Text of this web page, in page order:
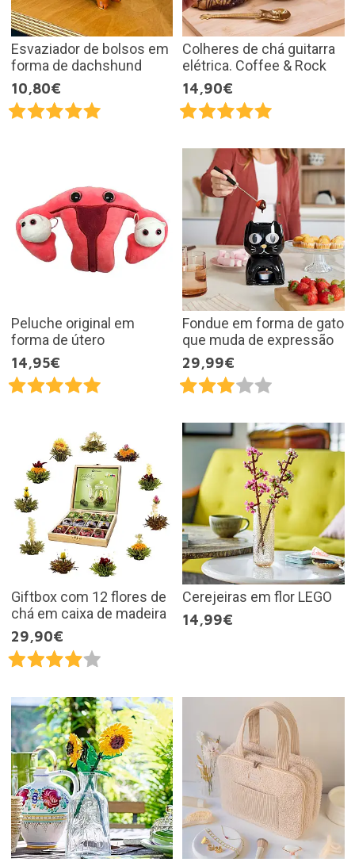
Esvaziador de bolsos em
forma de dachshund
10,80€
Colheres de chá guitarra
elétrica. Coffee & Rock
14,90€
Peluche original em
forma de útero
14,95€
Fondue em forma de gato
que muda de expressão
29,99€
Giftbox com 12 flores de
chá em caixa de madeira
29,90€
Cerejeiras em flor LEGO
14,99€